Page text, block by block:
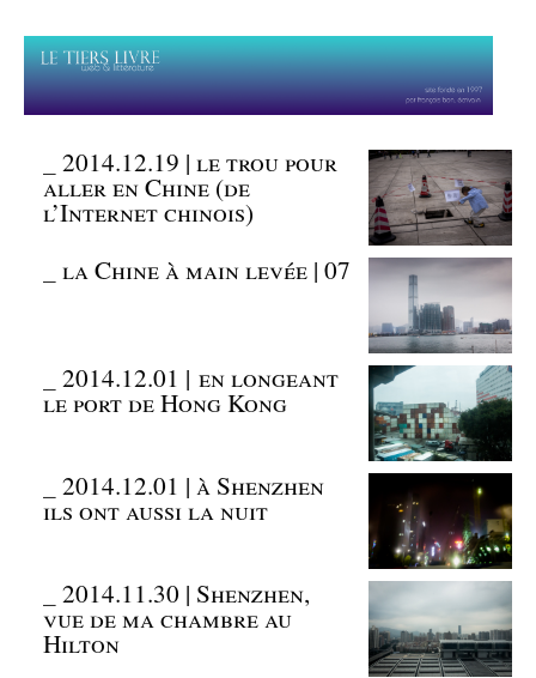
_2014.12.19 | le trou pour
aller en Chine (de
l’Internet chinois)
_la Chine à main levée | 07
_2014.12.01 | en longeant
le port de Hong Kong
_2014.12.01 | à Shenzhen
ils ont aussi la nuit
_2014.11.30 | Shenzhen,
vue de ma chambre au
Hilton